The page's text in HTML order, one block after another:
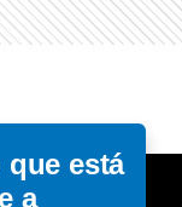
está
a